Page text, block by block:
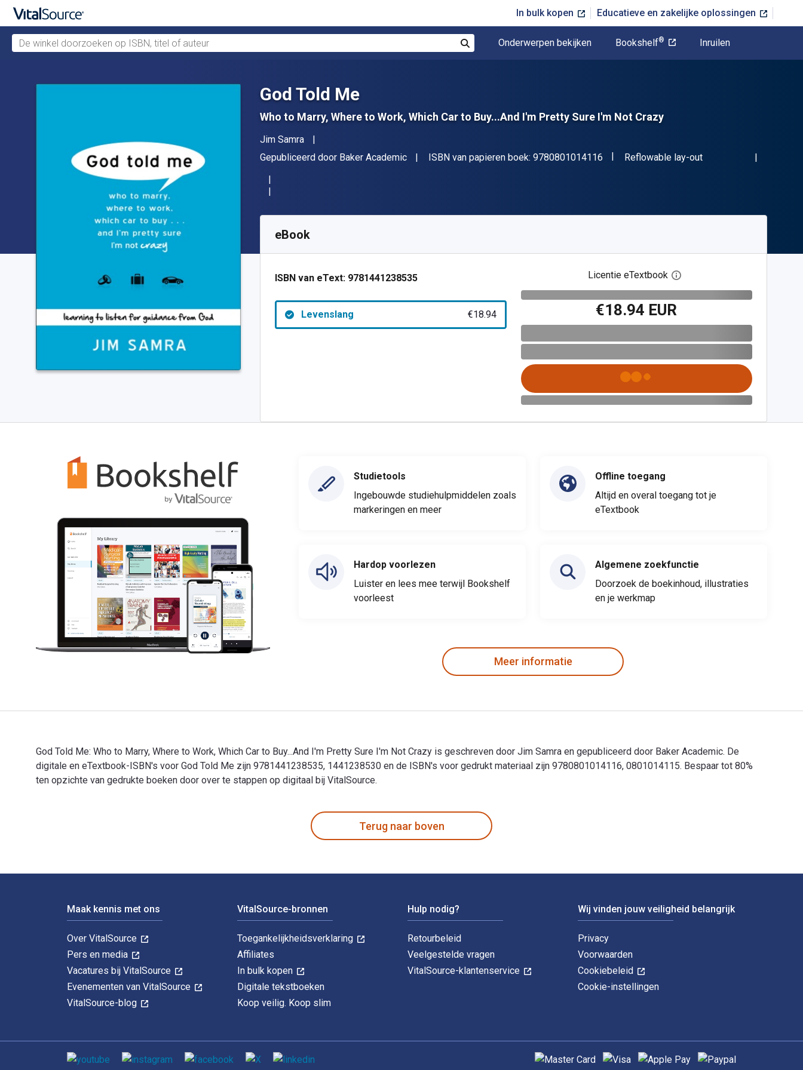
In bulk kopen Educatieve en zakelijke oplossingen
De winkel doorzoeken op ISBN, titel of auteur
Onderwerpen bekijken Bookshelf® Inruilen
God Told Me
Who to Marry, Where to Work, Which Car to Buy...And I'm Pretty Sure I'm Not Crazy
Auteur(s)
Jim Samra
Uitgever
Gepubliceerd door Baker Academic ISBN van papieren boek: 9780801014116 "ISBN-13 9780801014116"
Indeling
Reflowable lay-out
SKU:
eBook
ISBN van eText: 9781441238535
Levenslang €18.94
Licentie eTextbook Open het dialoogvenster
€18.94 EUR
Studietools
Ingebouwde studiehulpmiddelen zoals
markeringen en meer
Hardop voorlezen
Luister en lees mee terwijl Bookshelf
voorleest
Offline toegang
Altijd en overal toegang tot je
eTextbook
Algemene zoekfunctie
Doorzoek de boekinhoud, illustraties
en je werkmap
Meer informatie
God Told Me: Who to Marry, Where to Work, Which Car to Buy...And I'm Pretty Sure I'm Not Crazy is geschreven door Jim Samra en gepubliceerd door Baker Academic. De
digitale en eTextbook-ISBN's voor God Told Me zijn 9781441238535, 1441238530 en de ISBN's voor gedrukt materiaal zijn 9780801014116, 0801014115. Bespaar tot 80%
ten opzichte van gedrukte boeken door over te stappen op digitaal bij VitalSource.
Terug naar boven
Maak kennis met ons
Over VitalSource
Pers en media
Vacatures bij VitalSource
Evenementen van VitalSource
VitalSource-blog
VitalSource-bronnen
Toegankelijkheidsverklaring
Affiliates
In bulk kopen
Digitale tekstboeken
Koop veilig. Koop slim
Hulp nodig?
Retourbeleid
Veelgestelde vragen
VitalSource-klantenservice
Wij vinden jouw veiligheid belangrijk
Privacy
Voorwaarden
Cookiebeleid
Cookie-instellingen
Sociale media Ondersteunde betaalmethoden